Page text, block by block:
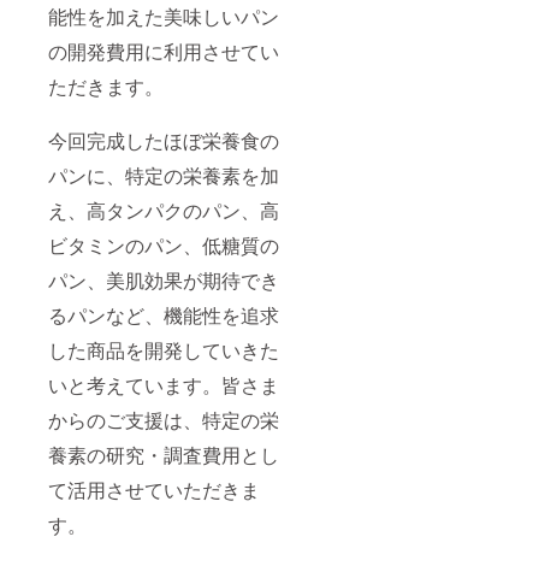
能性を加えた美味しいパン
の開発費用に利用させてい
ただきます。
今回完成したほぼ栄養食の
パンに、特定の栄養素を加
え、高タンパクのパン、高
ビタミンのパン、低糖質の
パン、美肌効果が期待でき
るパンなど、機能性を追求
した商品を開発していきた
いと考えています。皆さま
からのご支援は、特定の栄
養素の研究・調査費用とし
て活用させていただきま
す。